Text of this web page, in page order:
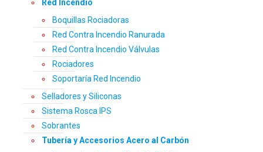
Red Incendio
Boquillas Rociadoras
Red Contra Incendio Ranurada
Red Contra Incendio Válvulas
Rociadores
Soportaría Red Incendio
Selladores y Siliconas
Sistema Rosca IPS
Sobrantes
Tubería y Accesorios Acero al Carbón